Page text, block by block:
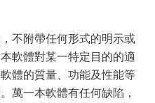
不附帶任何形式的明示或
軟體對某一特定目的的適
體的質量、功能及性能等
萬一本軟體有任何缺陷，